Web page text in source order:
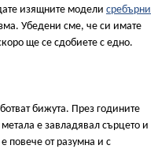
изящните модели сребърни
Убедени сме, че си имате
ще се сдобиете с едно.
бижута. През годините
е завладявал сърцето и
повече от разумна и с